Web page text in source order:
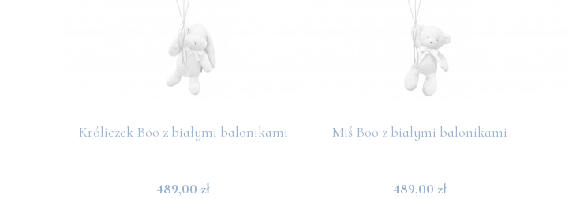
Króliczek Boo z białymi balonikami
489,00 zł
Miś Boo z białymi balonikami
489,00 zł